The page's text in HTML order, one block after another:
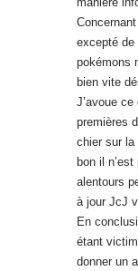
bon il
alentours
à jour JcJ
En
étant
donner un
retombe